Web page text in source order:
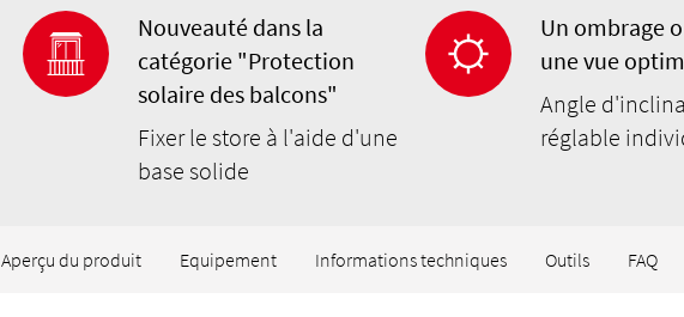
Nouveauté dans la
catégorie "Protection
solaire des balcons"
Fixer le store à l'aide d'une
base solide
Un ombrage
une vue
Angle
réglable
Aperçu du produit Equipement Informations techniques Outils FAQ